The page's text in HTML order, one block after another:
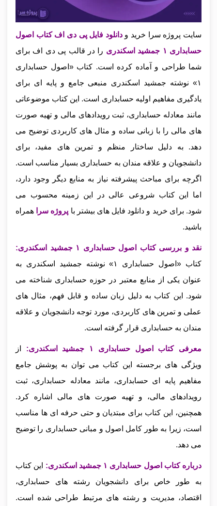
سایت پروژه سرا خرید و دانلود فایل پی دی اف کتاب اصول
حسابداری ۱ جمشید اسکندری
را در قالب پی دی اف برای
شما طراحی و آماده کرده است. کتاب «اصول حسابداری
۱» نوشته جمشید اسکندری منبعی جامع و پایه‌ ای برای
یادگیری مفاهیم اولیه حسابداری است. این کتاب موضوعاتی
مانند معادله حسابداری، ثبت رویدادهای مالی و تهیه صورت‌
های مالی را با زبانی ساده و مثال‌ های کاربردی توضیح می‌
دهد. به دلیل ساختار منظم و تمرین‌ های مفید، برای
دانشجویان و علاقه‌ مندان به حسابداری بسیار مناسب است.
اگرچه برای مباحث پیشرفته نیاز به منابع دیگر وجود دارد،
اما این کتاب شروعی عالی در این زمینه محسوب می‌
شود. برای خرید و دانلود فایل های بیشتر با پروژه سرا
همراه
باشید.
نقد و بررسی کتاب اصول حسابداری ۱ جمشید اسکندری
:
کتاب «اصول حسابداری ۱» نوشته جمشید اسکندری به
عنوان یکی از منابع معتبر در حوزه حسابداری شناخته می‌
شود. این کتاب به دلیل زبان ساده و قابل فهم، مثال‌ های
عملی و تمرین‌ های کاربردی، مورد توجه دانشجویان و علاقه‌
مندان به حسابداری قرار گرفته است.
معرفی کتاب اصول حسابداری ۱ جمشید اسکندری:
از
ویژگی‌ های برجسته این کتاب می‌ توان به پوشش جامع
مفاهیم پایه‌ ای حسابداری، مانند معادله حسابداری، ثبت
رویدادهای مالی، و تهیه صورت‌ های مالی اشاره کرد.
همچنین، این کتاب برای مبتدیان و حتی حرفه‌ ای‌ ها مناسب
است، زیرا به طور کامل اصول و مبانی حسابداری را توضیح
می‌ دهد.
درباره کتاب اصول حسابداری ۱ جمشید اسکندری:
این کتاب
به طور خاص برای دانشجویان رشته‌ های حسابداری،
اقتصاد، مدیریت و رشته‌ های مرتبط طراحی شده است.